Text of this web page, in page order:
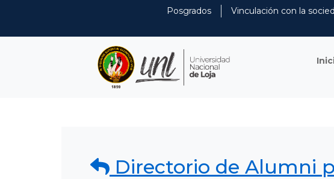
Posgrados Vinculación con la
Directorio de Alumni